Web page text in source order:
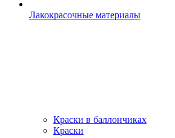
Лакокрасочные материалы
Краски в баллончиках
Краски